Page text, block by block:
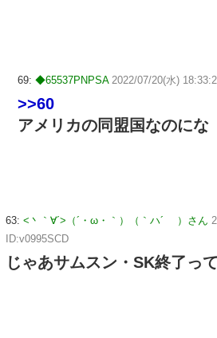
69: ◆65537PNPSA 2022/07/20(水)
>>60
アメリカの同盟国なのにな
63: <丶｀∀´>（´・ω・｀）（｀ハ´ ）さん
ID:v0995SCD
じゃあサムスン・SK終了っ